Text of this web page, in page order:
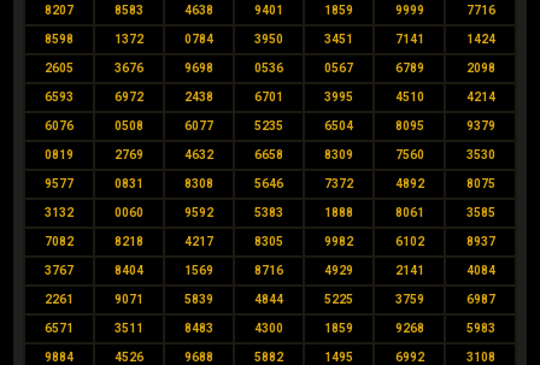
8207 8583 4638 9401 1859 9999 7716
8598 1372 0784 3950 3451 7141 1424
2605 3676 9698 0536 0567 6789 2098
6593 6972 2438 6701 3995 4510 4214
6076 0508 6077 5235 6504 8095 9379
0819 2769 4632 6658 8309 7560 3530
9577 0831 8308 5646 7372 4892 8075
3132 0060 9592 5383 1888 8061 3585
7082 8218 4217 8305 9982 6102 8937
3767 8404 1569 8716 4929 2141 4084
2261 9071 5839 4844 5225 3759 6987
6571 3511 8483 4300 1859 9268 5983
9884 4526 9688 5882 1495 6992 3108